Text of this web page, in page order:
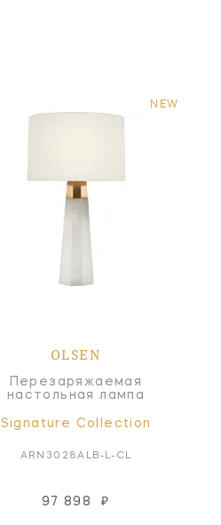
NEW
OLSEN
Перезаряжаемая
настольная лампа
Signature Collection
ARN3028ALB-L-CL
97 898 ₽